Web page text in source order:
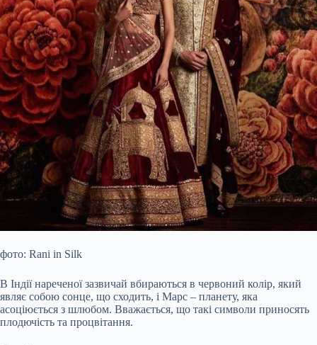
фото: Rani in Silk
В Індії нареченої зазвичай вбираються в червоний колір, який
являє собою сонце, що сходить, і Марс – планету, яка
асоціюється з шлюбом. Вважається, що такі символи приносять
плодючість та процвітання.